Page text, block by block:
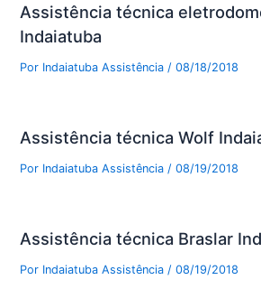
Assistência técnica
Indaiatuba
Por Indaiatuba Assistência /08/18/2018
Assistência técnica Wolf
Por Indaiatuba Assistência /08/19/2018
Assistência técnica Braslar
Por Indaiatuba Assistência/08/19/2018